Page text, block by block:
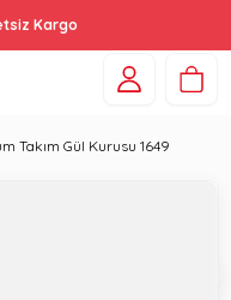
Kargo
Takım Gül Kurusu 1649